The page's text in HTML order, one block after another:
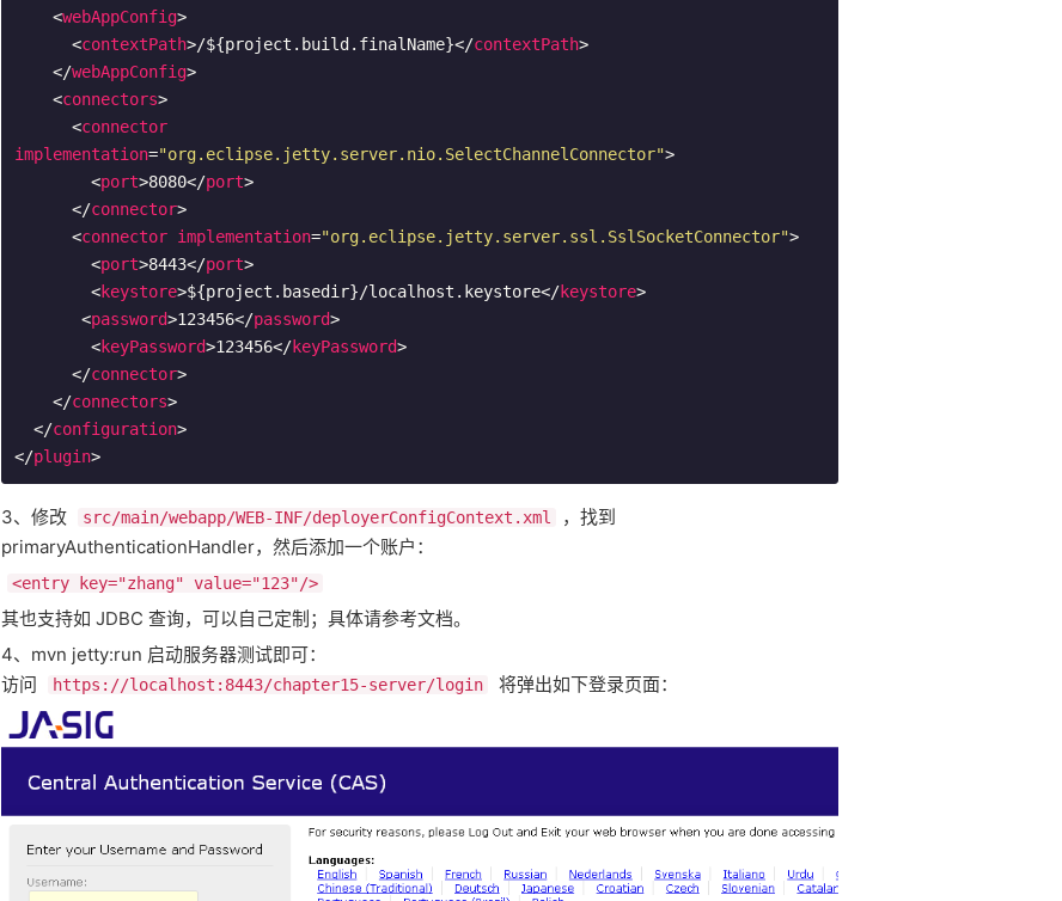
<webAppConfig>
<contextPath>/${project.build.finalName}</contextPath>
</webAppConfig>
<connectors>
<connector
implementation="org.eclipse.jetty.server.nio.SelectChannelConnector">
<port>8080</port>
</connector>
<connector implementation="org.eclipse.jetty.server.ssl.SslSocketConnector">
<port>8443</port>
<keystore>${project.basedir}/localhost.keystore</keystore>
<password>123456</password>
<keyPassword>123456</keyPassword>
</connector>
</connectors>
</configuration>
</plugin>
3、修改 src/main/webapp/WEB-INF/deployerConfigContext.xml
，找到
primaryAuthenticationHandler，然后添加一个账户：
<entry key="zhang" value="123"/>
其也支持如 JDBC 查询，可以自己定制；具体请参考文档。
4、mvn jetty:run 启动服务器测试即可：
访问
https://localhost:8443/chapter15-server/login 将弹出如下登录页面：